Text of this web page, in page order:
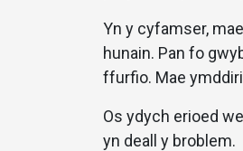
Yn y cyfamser,
hunain. Pan fo
ffurfio. Mae
Os ydych erioed
yn deall y broblem.